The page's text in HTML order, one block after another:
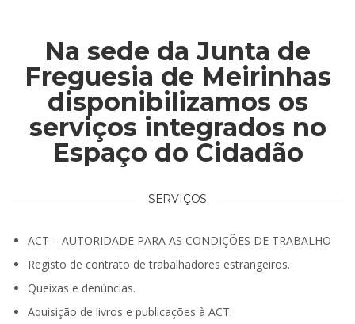
Na sede da Junta de
Freguesia de Meirinhas
disponibilizamos os
serviços integrados no
Espaço do Cidadão
SERVIÇOS
ACT – AUTORIDADE PARA AS CONDIÇÕES DE TRABALHO
Registo de contrato de trabalhadores estrangeiros.
Queixas e denúncias.
Aquisição de livros e publicações à ACT.